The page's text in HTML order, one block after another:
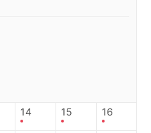
14 15 16